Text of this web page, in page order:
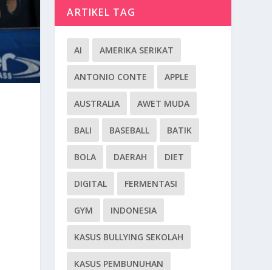
ARTIKEL TAG
AI AMERIKA SERIKAT
ANTONIO CONTE APPLE
AUSTRALIA AWET MUDA
BALI BASEBALL BATIK
BOLA DAERAH DIET
DIGITAL FERMENTASI
GYM INDONESIA
KASUS BULLYING SEKOLAH
KASUS PEMBUNUHAN